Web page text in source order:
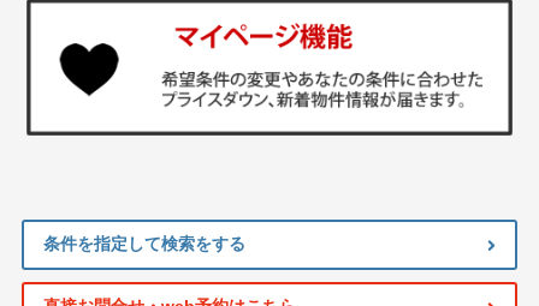
条件を指定して検索をする